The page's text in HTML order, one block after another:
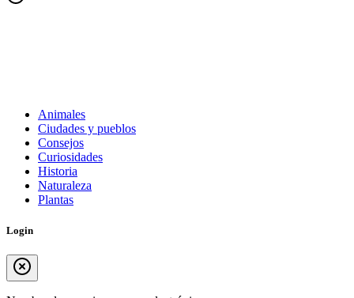
Animales
Ciudades y pueblos
Consejos
Curiosidades
Historia
Naturaleza
Plantas
Login